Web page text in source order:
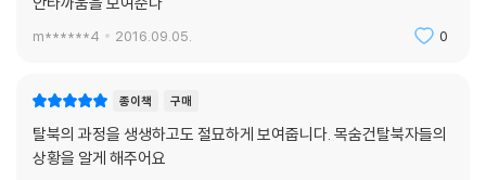
m******4 2016.09.05. 0
종이책 구매
탈북의 과정을 생생하고도 절묘하게 보여줍니다. 목숨건탈북자들의
상황을 알게 해주어요